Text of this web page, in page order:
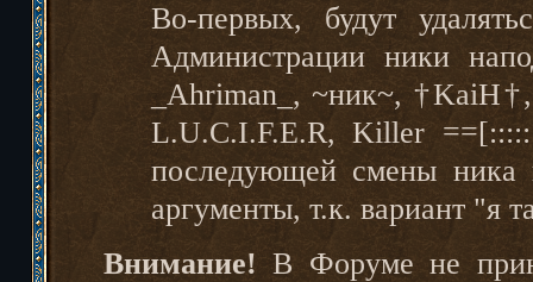
Во-первых, будут
Администрации ники
_Ahriman_, ~ник~,
L.U.C.I.F.E.R, Killer
последующей смены ника
аргументы, т.к. вариант "я
Внимание! В Форуме не